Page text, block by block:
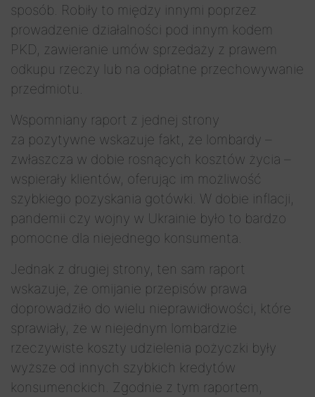
sposób. Robiły to między innymi poprzez
prowadzenie działalności pod innym kodem
PKD, zawieranie umów sprzedaży z prawem
odkupu rzeczy lub na odpłatne przechowywanie
przedmiotu.
Wspomniany raport z jednej strony
za pozytywne wskazuje fakt, że lombardy –
zwłaszcza w dobie rosnących kosztów życia –
wspierały klientów, oferując im możliwość
szybkiego pozyskania gotówki. W dobie inflacji,
pandemii czy wojny w Ukrainie było to bardzo
pomocne dla niejednego konsumenta.
Jednak z drugiej strony, ten sam raport
wskazuje, że omijanie przepisów prawa
doprowadziło do wielu nieprawidłowości, które
sprawiały, że w niejednym lombardzie
rzeczywiste koszty udzielenia pożyczki były
wyższe od innych szybkich kredytów
konsumenckich. Zgodnie z tym raportem,